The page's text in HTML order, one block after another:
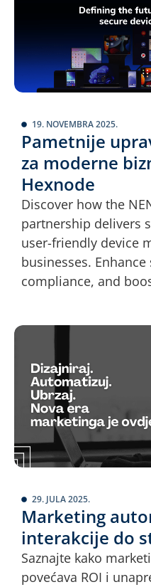
19. NOVEMBRA 2025.
Pametnije
za moderne
Hexnode
Discover how the
partnership delivers
user-friendly device
businesses.
compliance, and
29. JULA 2025.
Marketing
interakcije do
Saznajte kako
povećava ROI i